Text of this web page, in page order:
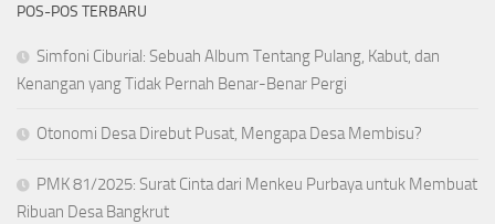
POS-POS TERBARU
Simfoni Ciburial: Sebuah Album Tentang Pulang, Kabut, dan
Kenangan yang Tidak Pernah Benar-Benar Pergi
Otonomi Desa Direbut Pusat, Mengapa Desa Membisu?
PMK 81/2025: Surat Cinta dari Menkeu Purbaya untuk Membuat
Ribuan Desa Bangkrut